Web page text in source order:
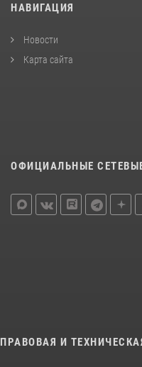
НАВИГАЦИЯ
Новости
Карта сайта
ОФИЦИАЛЬНЫЕ
ПРАВОВАЯ И